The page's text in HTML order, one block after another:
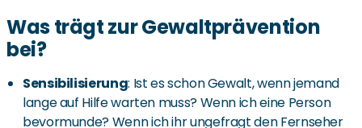
Was trägt zur Gewaltprävention
bei?
Sensibilisierung: Ist es schon Gewalt, wenn jemand
lange auf Hilfe warten muss? Wenn ich eine Person
bevormunde? Wenn ich ihr ungefragt den Fernseher